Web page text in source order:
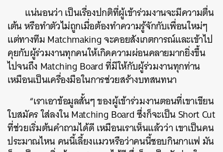
แน่นอนว่า เป็นเรื่องปกติที่ผู้เข้าร่วมงานจะมีความตื่น
เต้น หรือทำตัวไม่ถูกเมื่อต้องทำความรู้จักกับเพื่อนใหม่ๆ
แต่ทางทีม Matchmaking จะคอยสังเกตการณ์และเข้าไป
คุยกับผู้ร่วมงานทุกคนให้เกิดความผ่อนคลายมากยิ่งขึ้น
ไปจนถึง Matching Board ที่มีให้กับผู้ร่วมงานทุกท่าน
เหมือนเป็นเครื่องมือในการช่วยสร้างบทสนทนา
“เราเอาข้อมูลสั้นๆ ของผู้เข้าร่วมงานตอนที่เขาเขียน
ใบสมัคร ใส่ลงใน Matching Board ซึ่งก็จะเป็น Short Cut
ที่ช่วยเริ่มต้นคำถามได้ดี เหมือนเราเห็นแล้วว่า เขาเป็นคน
ประมาณไหน คนนี้เลี้ยงแมวหรือว่าคนนี้ชอบกินกาแฟ มัน